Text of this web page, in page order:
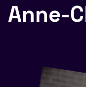
Anne-